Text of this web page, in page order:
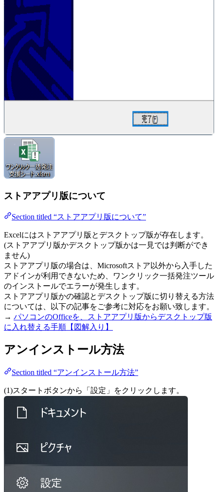
ストアアプリ版について
Section titled “ストアアプリ版について”
Excelにはストアアプリ版とデスクトップ版が存在します。
(ストアアプリ版かデスクトップ版かは一見では判断ができ
ません)
ストアアプリ版の場合は、Microsoftストア以外から入手した
アドインが利用できないため、ワンクリック一括発注ツール
のインストールでエラーが発生します。
ストアアプリ版かの確認とデスクトップ版に切り替える方法
については、以下の記事をご参考に対応をお願い致します。
→ パソコンのOfficeを、ストアアプリ版からデスクトップ版
に入れ替える手順【図解入り】
アンインストール方法
Section titled “アンインストール方法”
(1)スタートボタンから「設定」をクリックします。